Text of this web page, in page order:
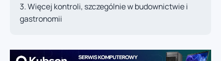
Więcej kontroli, szczególnie w budownictwie i
gastronomii